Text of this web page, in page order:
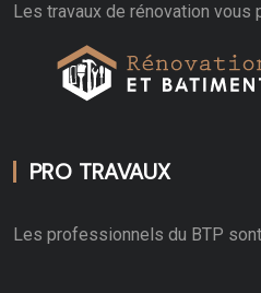
Les travaux de rénovation vous
PRO TRAVAUX
Les professionnels du BTP